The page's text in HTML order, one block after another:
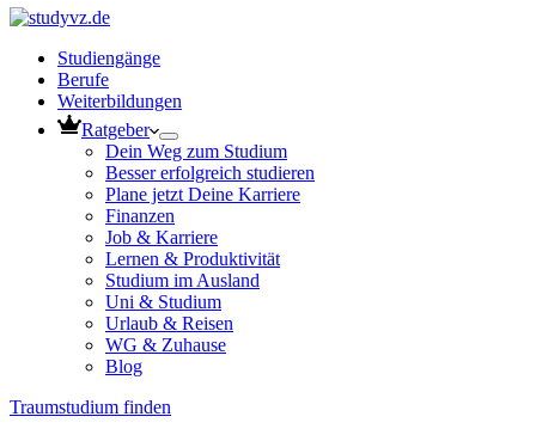
Studiengänge
Berufe
Weiterbildungen
Ratgeber
Dein Weg zum Studium
Besser erfolgreich studieren
Plane jetzt Deine Karriere
Finanzen
Job & Karriere
Lernen & Produktivität
Studium im Ausland
Uni & Studium
Urlaub & Reisen
WG & Zuhause
Blog
Traumstudium finden